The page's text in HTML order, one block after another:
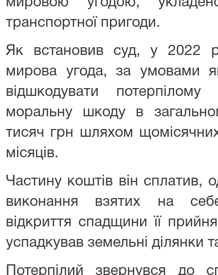
мировою угодою,
транспортної пригоди.
Як встановив суд, у 2022
мирова угода, за умовами
відшкодувати
моральну шкоду в
тисяч грн шляхом
місяців.
Частину коштів він сплатив,
виконання взятих на
відкриття спадщини її
успадкував земельні ділянки
Потерпілий звернувся до